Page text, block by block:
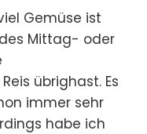
Gemüse ist
Mittag- oder
übrighast. Es
immer sehr
habe ich